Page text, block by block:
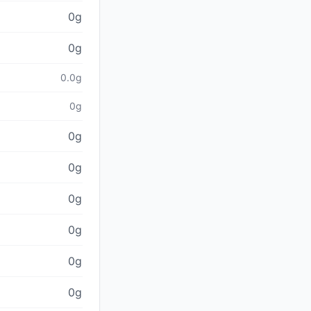
0g
0g
0.0g
0g
0g
0g
0g
0g
0g
0g